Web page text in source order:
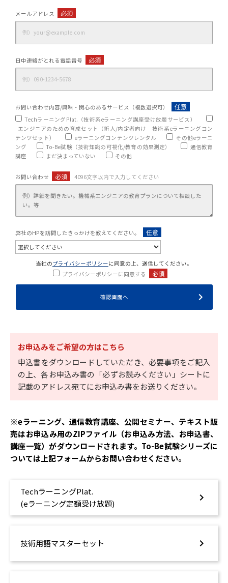
メールアドレス 必須
日中連絡がとれる電話番号 必須
お問い合わせ内容/興味・関心のあるサービス（複数選択可） 任意
TechラーニングPlat.（技術系eラーニング講座受け放題サービス）
エンジニアのための育成セット（新人/内定者向け 技術系eラーニングコン
テンツセット）
eラーニングコンテンツレンタル
その他eラーニ
ング
To-Be試験（技術知識の可視化/教育の効果測定）
通信教育
講座
まだ決まっていない その他
お問い合わせ 必須 4096文字以内で入力してください
弊社のHPを訪問したきっかけを教えてください。 任意
当社のプライバシーポリシーに同意の上、送信してください。
プライバシーポリシーに同意する
必須
お申込みをご希望の方はこちら
申込書をダウンロードしていただき、必要事項をご記入
の上、各お申込み書の「必ずお読みください」シートに
記載のアドレス宛てにお申込み書をお送りください。
※eラーニング、通信教育講座、公開セミナー、テキスト販
売はお申込み用のZIPファイル（お申込み方法、お申込書、
講座一覧）がダウンロードされます。To-Be試験シリーズに
ついては上記フォームからお問い合わせください。
TechラーニングPlat.
(eラーニング定額受け放題)
技術用語マスターセット